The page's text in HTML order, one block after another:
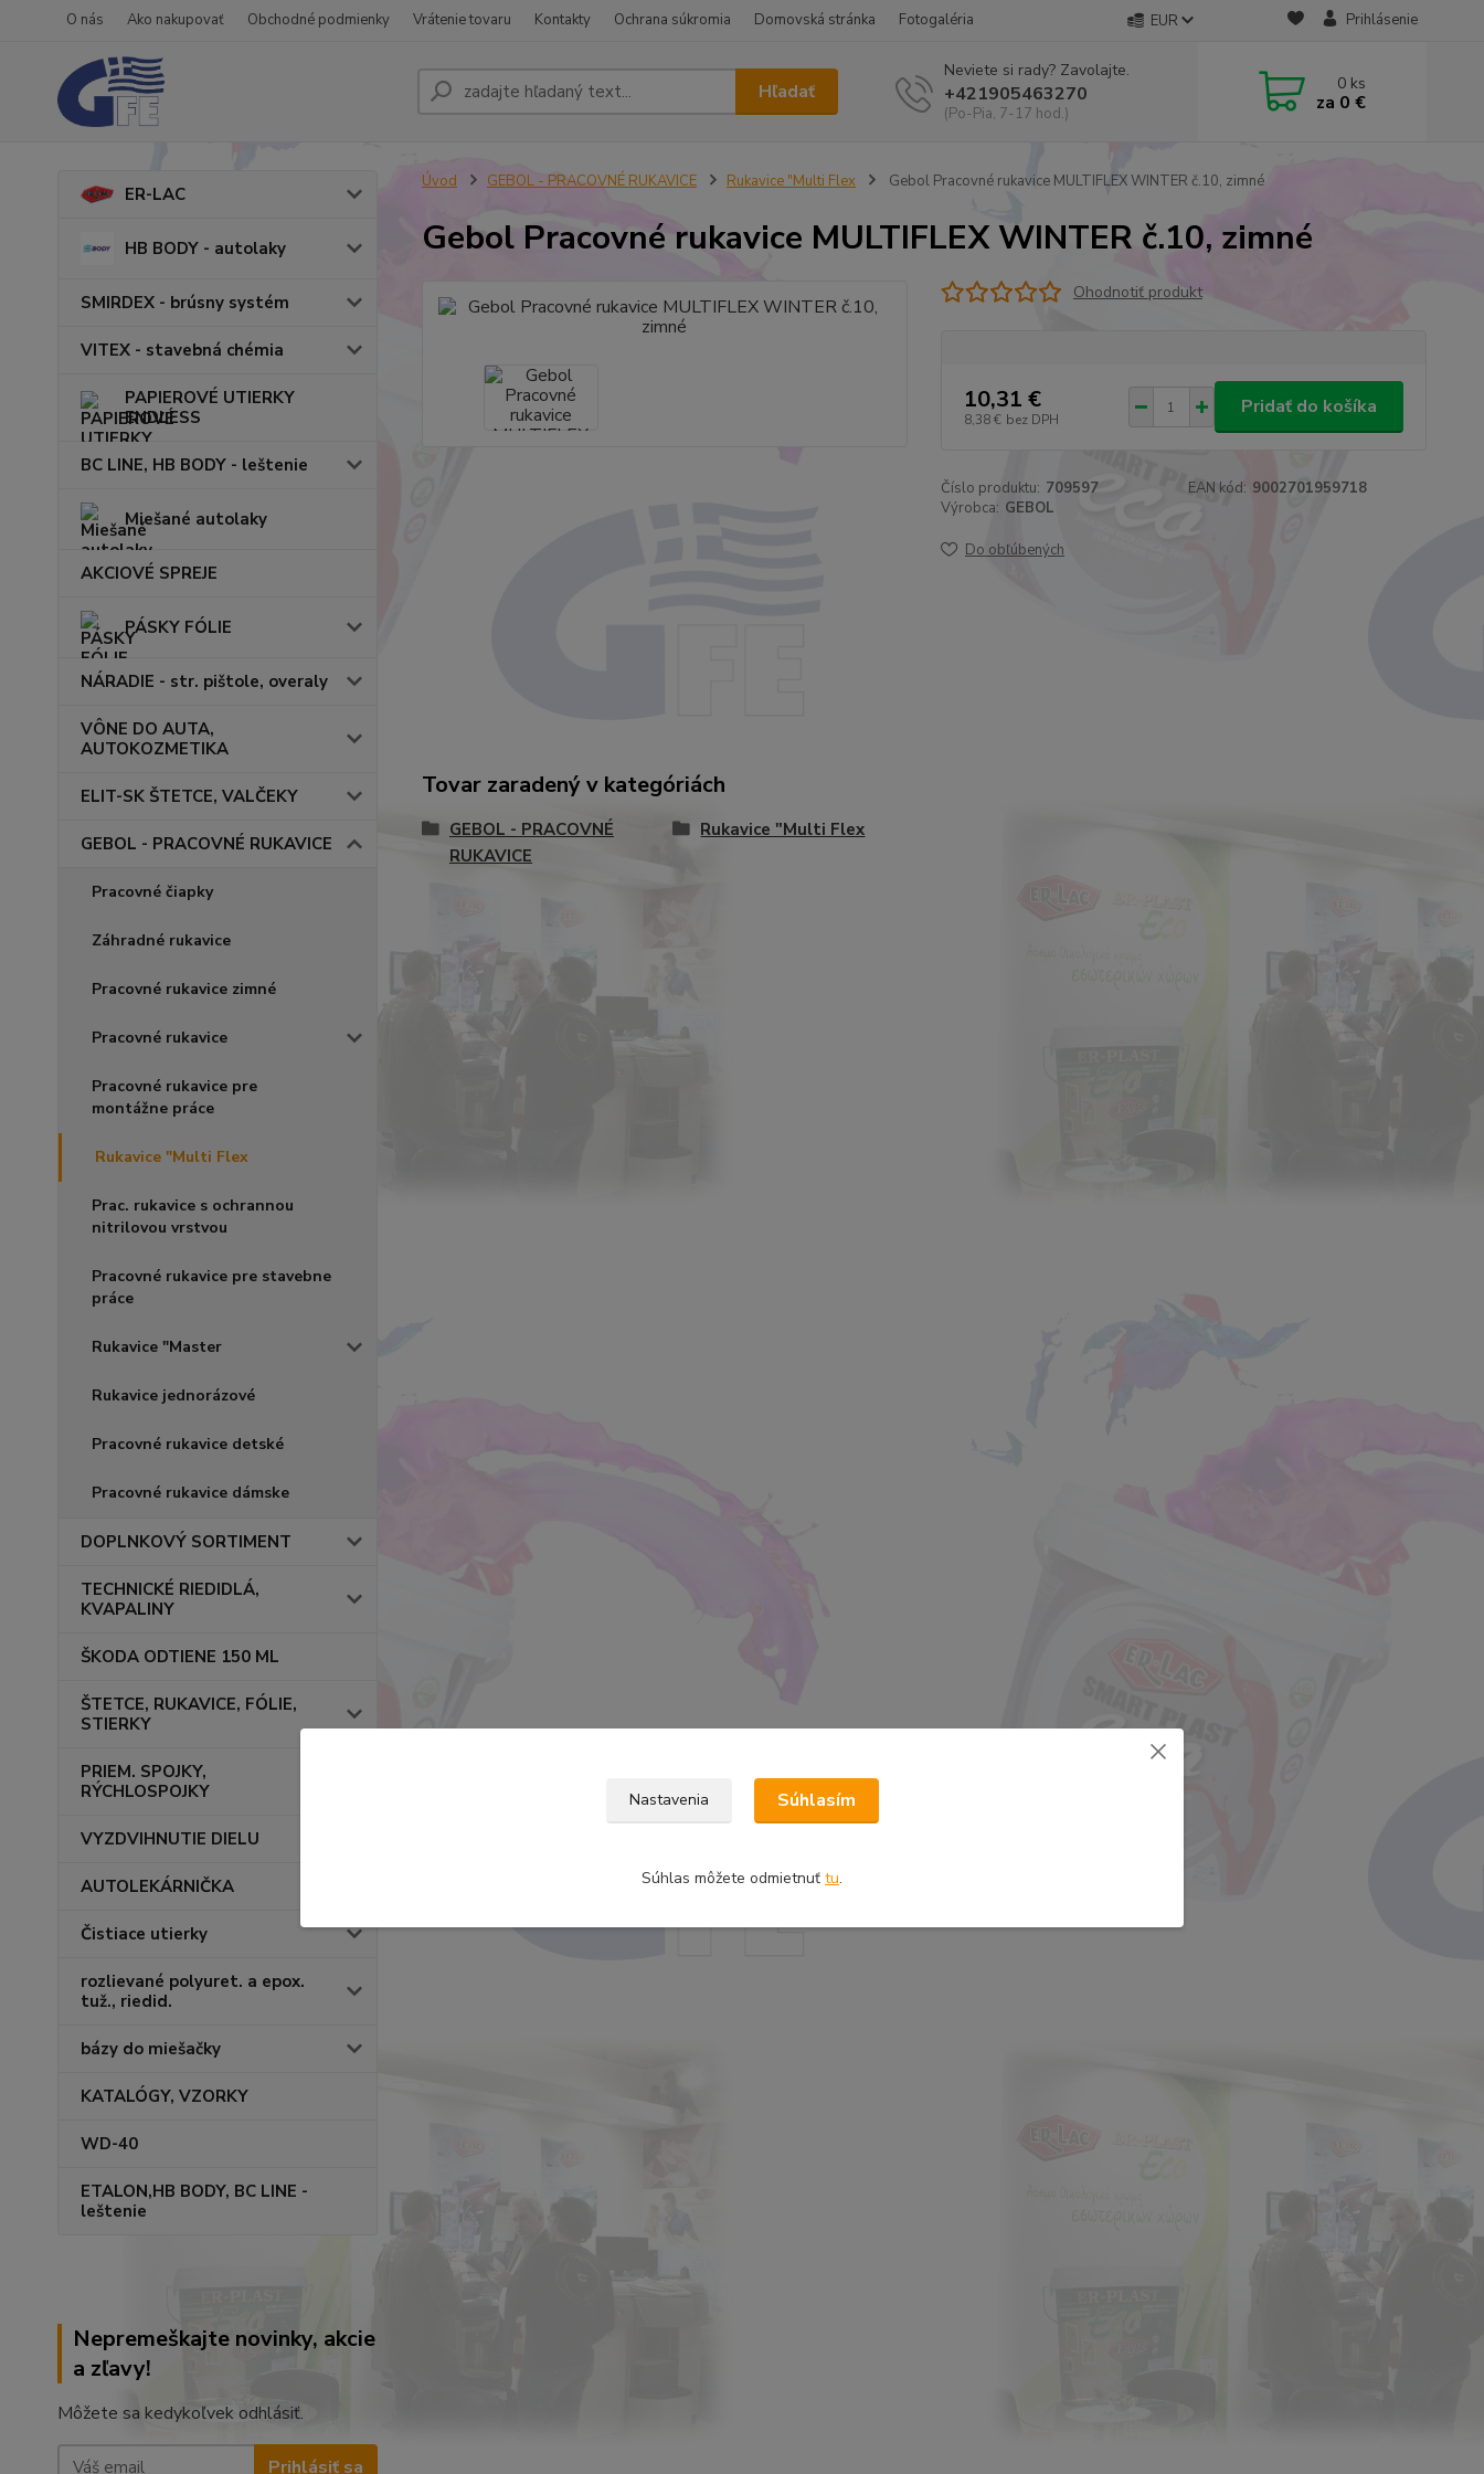
O nás Ako nakupovať Obchodné podmienky Vrátenie tovaru Kontakty Ochrana súkromia Domovská stránka Fotogaléria EUR Prihlásenie
Hľadať
Neviete si rady? Zavolajte.
+421905463270
(Po-Pia, 7-17 hod.)
0 ks
za 0 €
ER-LAC
HB BODY - autolaky
SMIRDEX - brúsny systém
VITEX - stavebná chémia
PAPIEROVÉ UTIERKY
ENDLESS
BC LINE, HB BODY - leštenie
Miešané autolaky
AKCIOVÉ SPREJE
PÁSKY FÓLIE
NÁRADIE - str. pištole, overaly
VÔNE DO AUTA,
AUTOKOZMETIKA
ELIT-SK ŠTETCE, VALČEKY
GEBOL - PRACOVNÉ RUKAVICE
Pracovné čiapky
Záhradné rukavice
Pracovné rukavice zimné
Pracovné rukavice
Pracovné rukavice pre
montážne práce
Rukavice "Multi Flex
Prac. rukavice s ochrannou
nitrilovou vrstvou
Pracovné rukavice pre stavebne
práce
Rukavice "Master
Rukavice jednorázové
Pracovné rukavice detské
Pracovné rukavice dámske
DOPLNKOVÝ SORTIMENT
TECHNICKÉ RIEDIDLÁ,
KVAPALINY
ŠKODA ODTIENE 150 ML
ŠTETCE, RUKAVICE, FÓLIE,
STIERKY
PRIEM. SPOJKY,
RÝCHLOSPOJKY
VYZDVIHNUTIE DIELU
AUTOLEKÁRNIČKA
Čistiace utierky
rozlievané polyuret. a epox.
tuž., riedid.
bázy do miešačky
KATALÓGY, VZORKY
WD-40
ETALON,HB BODY, BC LINE -
leštenie
Nepremeškajte novinky, akcie
a zľavy!
Môžete sa kedykoľvek odhlásiť.
Prihlásiť sa
Úvod GEBOL - PRACOVNÉ RUKAVICE Rukavice "Multi Flex Gebol Pracovné rukavice MULTIFLEX WINTER č.10, zimné
Gebol Pracovné rukavice MULTIFLEX WINTER č.10, zimné
Ohodnotiť produkt
10,31 €
8,38 € bez DPH
Pridať do košíka
Číslo produktu: 709597 EAN kód: 9002701959718
Výrobca: GEBOL
Do obľúbených
Tovar zaradený v kategóriách
GEBOL - PRACOVNÉ
RUKAVICE
Rukavice "Multi Flex
Nastavenia Súhlasím
Súhlas môžete odmietnuť tu.